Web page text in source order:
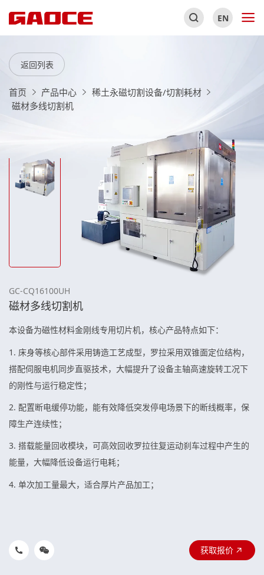
EN
返回列表
首页 产品中心
稀土永磁切割设备/切割耗材
磁材多线切割机
GC-CQ16100UH
磁材多线切割机
本设备为磁性材料金刚线专用切片机，核心产品特点如下：
1. 床身等核心部件采用铸造工艺成型，罗拉采用双锥面定位结构，
搭配伺服电机同步直驱技术，大幅提升了设备主轴高速旋转工况下
的刚性与运行稳定性；
2. 配置断电缓停功能，能有效降低突发停电场景下的断线概率，保
障生产连续性；
3. 搭载能量回收模块，可高效回收罗拉往复运动刹车过程中产生的
能量，大幅降低设备运行电耗；
4. 单次加工量最大，适合厚片产品加工；
获取报价